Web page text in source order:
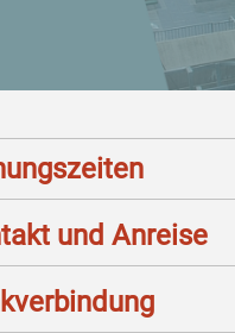
und Anreise